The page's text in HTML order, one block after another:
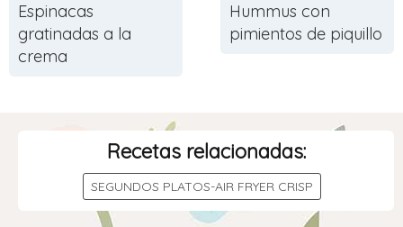
Espinacas
gratinadas a la
crema
Hummus con
pimientos de piquillo
Recetas relacionadas:
SEGUNDOS PLATOS-AIR FRYER CRISP